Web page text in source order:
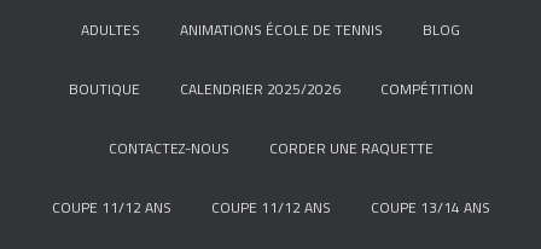
ADULTES ANIMATIONS ÉCOLE DE TENNIS BLOG
BOUTIQUE CALENDRIER 2025/2026 COMPÉTITION
CONTACTEZ-NOUS CORDER UNE RAQUETTE
COUPE 11/12 ANS COUPE 11/12 ANS COUPE 13/14 ANS